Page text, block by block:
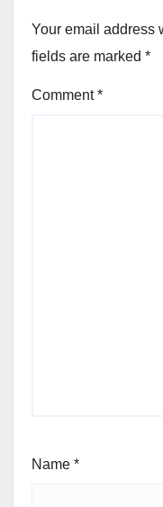
Your email address
fields are marked *
Comment*
Name *